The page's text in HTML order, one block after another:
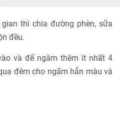
thì chia đường phèn, sữa
đều.
và để ngâm thêm ít nhất 4
đêm cho ngấm hẳn màu và